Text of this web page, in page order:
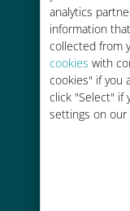
analytics
information
collected from
cookies with
cookies" if you
click "Select" if
settings on our
か
Wi-Fi
Ubigiア